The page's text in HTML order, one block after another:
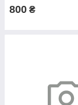
800 ₴